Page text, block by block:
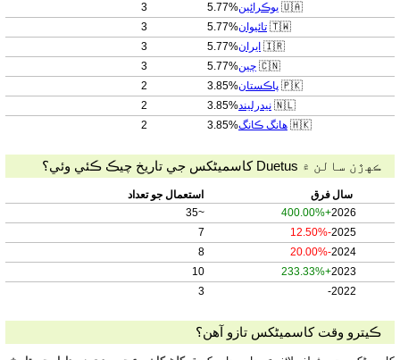
🇺🇦 يوڪرائين5.77%
3
🇹🇼 تائيوان5.77%
3
🇮🇷 ايران5.77%
3
🇨🇳 چين5.77%
3
🇵🇰 پاڪستان3.85%
2
🇳🇱 نيدرليند3.85%
2
🇭🇰 هانگ ڪانگ3.85%
2
ڪهڙن سالن ۾ Duetus کاسمیٹکس جي تاريخ چيڪ ڪئي وئي؟
سالفرق
استعمال جو تعداد
2026
+400.00%
~35
2025
-12.50%
7
2024
-20.00%
8
2023
+233.33%
10
2022
-
3
ڪيترو وقت کاسمیٹکس تازو آھن؟